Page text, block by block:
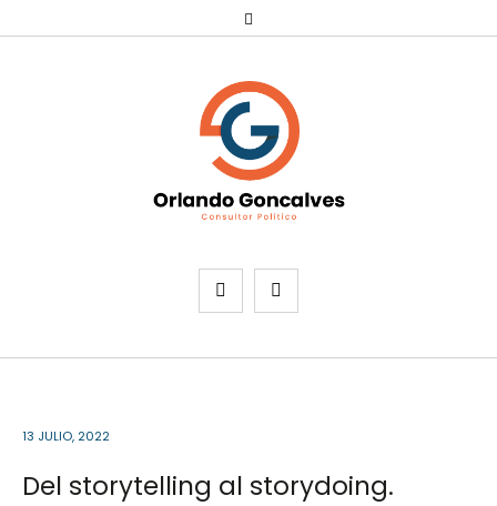
13 JULIO, 2022
Del storytelling al storydoing.